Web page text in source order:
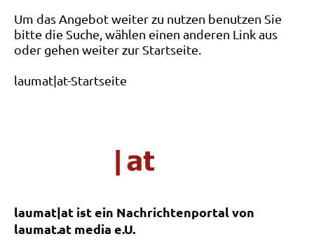
Um das Angebot weiter zu nutzen benutzen Sie
bitte die Suche, wählen einen anderen Link aus
oder gehen weiter zur Startseite.
laumat|at-Startseite
laumat|at ist ein Nachrichtenportal von
laumat.at media e.U.